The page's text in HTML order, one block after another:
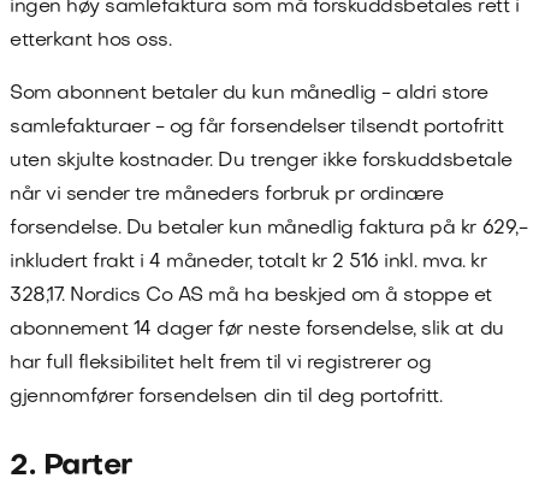
ingen høy samlefaktura som må forskuddsbetales rett i
etterkant hos oss.
Som abonnent betaler du kun månedlig - aldri store
samlefakturaer - og får forsendelser tilsendt portofritt
uten skjulte kostnader. Du trenger ikke forskuddsbetale
når vi sender tre måneders forbruk pr ordinære
forsendelse. Du betaler kun månedlig faktura på kr 629,-
inkludert frakt i4 måneder, totalt kr 2 516 inkl. mva. kr
328,17. Nordics Co AS må ha beskjed om å stoppe et
abonnement 14 dager før neste forsendelse, slik at du
har full fleksibilitet helt frem til vi registrerer og
gjennomfører forsendelsen din til deg portofritt.
2. Parter